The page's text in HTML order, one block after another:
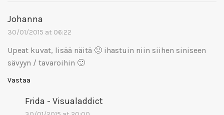
Johanna
30/01/2015 at 06:22
Upeat kuvat, lisää näitä 🙂 ihastuin niin siihen siniseen
sävyyn / tavaroihin 🙂
Vastaa
Frida - Visualaddict